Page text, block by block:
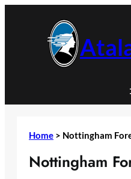
Home > Nottingham
Nottingham